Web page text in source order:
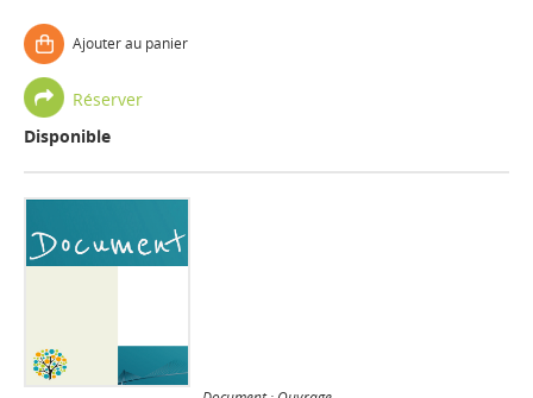
Ajouter au panier
Réserver
Disponible